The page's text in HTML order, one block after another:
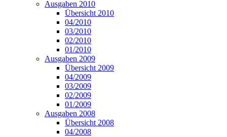
Ausgaben 2010
Übersicht 2010
04/2010
03/2010
02/2010
01/2010
Ausgaben 2009
Übersicht 2009
04/2009
03/2009
02/2009
01/2009
Ausgaben 2008
Übersicht 2008
04/2008